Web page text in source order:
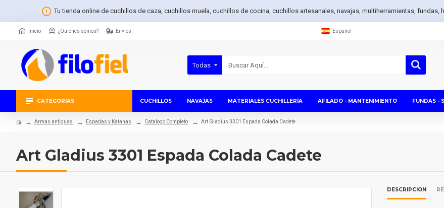
Tu tienda online de cuchillos de caza, cuchillos muela, cuchillos de cocina, cuchillos artesanales, navajas, multiherramientas,
Inicio ¿Quiénes somos? Envíos Español
Todas
CATEGORÍAS CUCHILLOS NAVAJAS MATERIALES CUCHILLERÍA AFILADO - MANTENIMIENTO FUNDAS -
Armas antiguas Espadas y Katanas Catalogo Completo Art Gladius 3301 Espada Colada Cadete
Art Gladius 3301 Espada Colada Cadete
DESCRIPCIÓN